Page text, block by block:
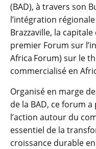
(BAD), à travers son
l’intégration
Brazzaville, la
premier Forum sur
Africa Forum) sur le
commercialisé en
Organisé en marge
de la BAD, ce forum
l’action autour du
essentiel de la
croissance durable